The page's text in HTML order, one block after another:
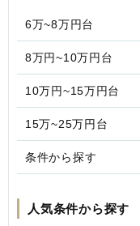
6万~8万円台
8万円~10万円台
10万円~15万円台
15万~25万円台
条件から探す
人気条件から探す